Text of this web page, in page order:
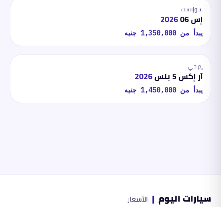
سوإيست
إس 06 2026
يبدأ من 1,350,000 جنيه
إم جي
آر إكس 5 بلس 2026
يبدأ من 1,450,000 جنيه
سيارات اليوم | الأسعار